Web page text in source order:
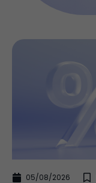
05/08/2026